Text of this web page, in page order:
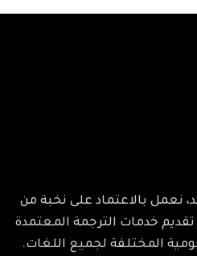
نعمل بالاعتماد على نخبة من
خدمات الترجمة المعتمدة
المختلفة لجميع اللغات.